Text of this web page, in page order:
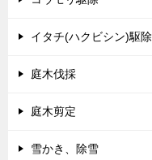
イタチ(ハクビシン)駆除
庭木伐採
庭木剪定
雪かき、除雪